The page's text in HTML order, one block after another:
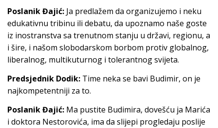
Poslanik Đajić: Ja predlažem da organizujemo i neku
edukativnu tribinu ili debatu, da upoznamo naše goste
iz inostranstva sa trenutnom stanju u državi, regionu, a
i šire, i našom slobodarskom borbom protiv globalnog,
liberalnog, multikuturnog i tolerantnog svijeta.
Predsjednik Dodik: Time neka se bavi Budimir, on je
najkompetentniji za to.
Poslanik Đajić: Ma pustite Budimira, dovešću ja Marića
i doktora Nestorovića, ima da slijepi progledaju poslije